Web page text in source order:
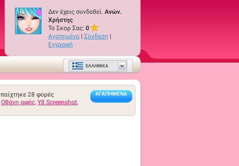
Δεν έχεις συνδεθεί. Ανών.
Χρήστης
Το Σκορ Σας: 0
Αγαπημένα | Σύνδεση |
Εγγραφή
ΕΛΛΗΝΙΚΆ
ΑΓΑΠΗΜΈΝΑ
παίχτηκε 28 φορές
Οθόνη αφής, Y8 Screenshot,